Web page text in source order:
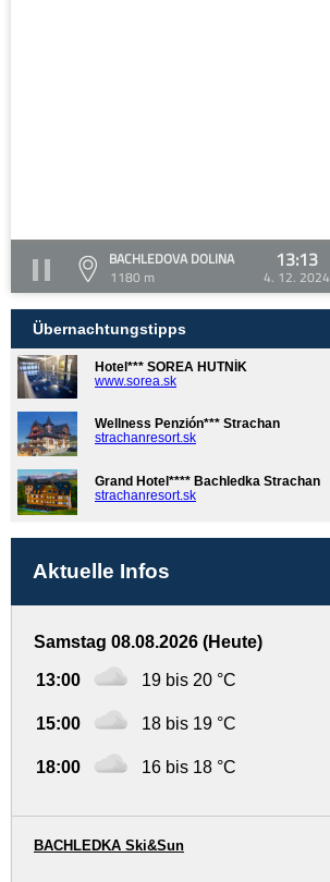
BACHLEDOVA DOLINA
1180 m
13:13
4. 12. 2024
Übernachtungstipps
Hotel*** SOREA HUTNÍK
www.sorea.sk
Wellness Penzión*** Strachan
strachanresort.sk
Grand Hotel**** Bachledka Strachan
strachanresort.sk
Aktuelle Infos
Samstag 08.08.2026 (Heute)
13:00 19 bis 20 °C
15:00 18 bis 19 °C
18:00 16 bis 18 °C
BACHLEDKA Ski&Sun